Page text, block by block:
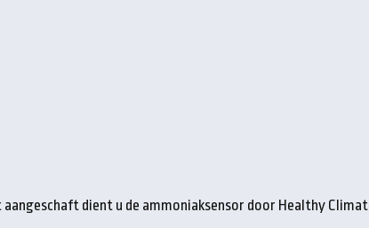
dient u de ammoniaksensor door Healthy